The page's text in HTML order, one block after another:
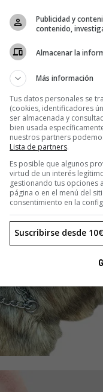
del perro. Para
el lema «Yo sí lo
locales. En España
convertido en una
Publicidad y
contenido,
Almacenar la
Más información
Tus datos personales se
(cookies, identificadores
ser almacenada y
bien usada
nuestros partners
Lista de partners.
Es posible que algunos
virtud de un interés
gestionando tus opciones
página o en el menú del
consentimiento en la
Suscribirse desde